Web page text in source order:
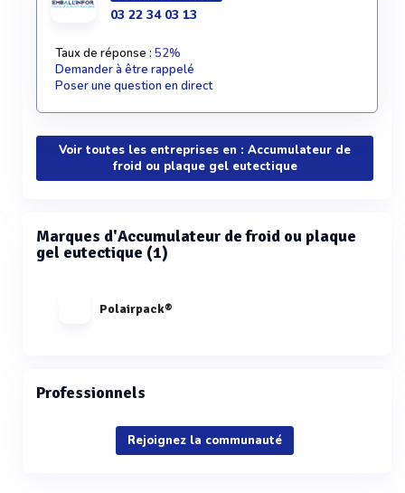
03 22 34 03 13
Taux de réponse : 52%
Demander à être rappelé
Poser une question en direct
Voir toutes les entreprises en : Accumulateur de
froid ou plaque gel eutectique
Marques d'Accumulateur de froid ou plaque
gel eutectique (1)
Polairpack®
Professionnels
Rejoignez la communauté